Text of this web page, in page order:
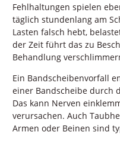
Fehlhaltungen spielen
täglich stundenlang am
Lasten falsch hebt,
der Zeit führt das zu
Behandlung
Ein Bandscheibenvorfall
einer Bandscheibe durch
Das kann Nerven
verursachen. Auch
Armen oder Beinen sind